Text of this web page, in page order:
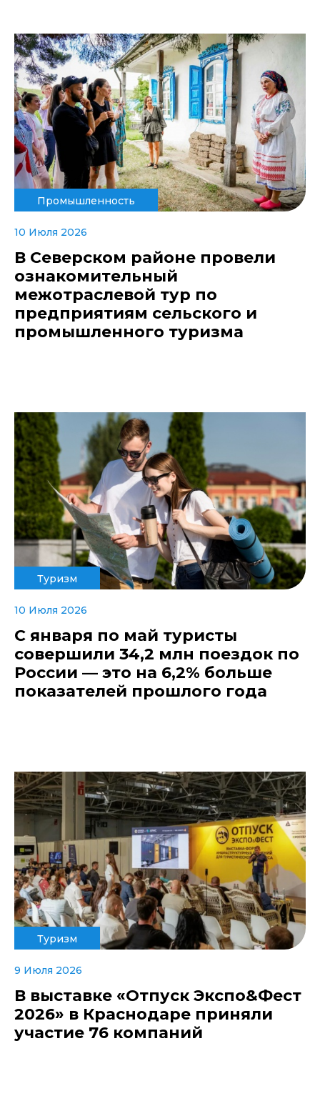
Промышленность
10 Июля 2026
В Северском районе провели
ознакомительный
межотраслевой тур по
предприятиям сельского и
промышленного туризма
Туризм
10 Июля 2026
С января по май туристы
совершили 34,2 млн поездок по
России — это на 6,2% больше
показателей прошлого года
Туризм
9 Июля 2026
В выставке «Отпуск Экспо&Фест
2026» в Краснодаре приняли
участие 76 компаний